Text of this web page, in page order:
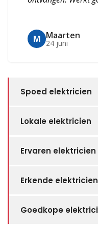
M Maarten
24 juni
Spoed elektricien
Lokale elektricien
Ervaren elektricien
Erkende elektricien
Goedkope